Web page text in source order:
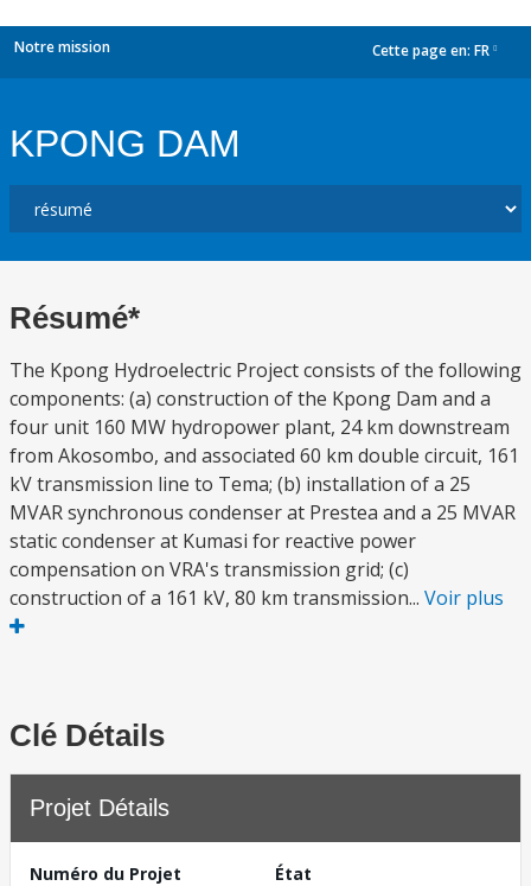
Notre mission Cette page en: FR
KPONG DAM
Résumé*
The Kpong Hydroelectric Project consists of the following
components: (a) construction of the Kpong Dam and a
four unit 160 MW hydropower plant, 24 km downstream
from Akosombo, and associated 60 km double circuit, 161
kV transmission line to Tema; (b) installation of a 25
MVAR synchronous condenser at Prestea and a 25 MVAR
static condenser at Kumasi for reactive power
compensation on VRA's transmission grid; (c)
construction of a 161 kV, 80 km transmission... Voir plus
Clé Détails
Projet Détails
Numéro du Projet
État